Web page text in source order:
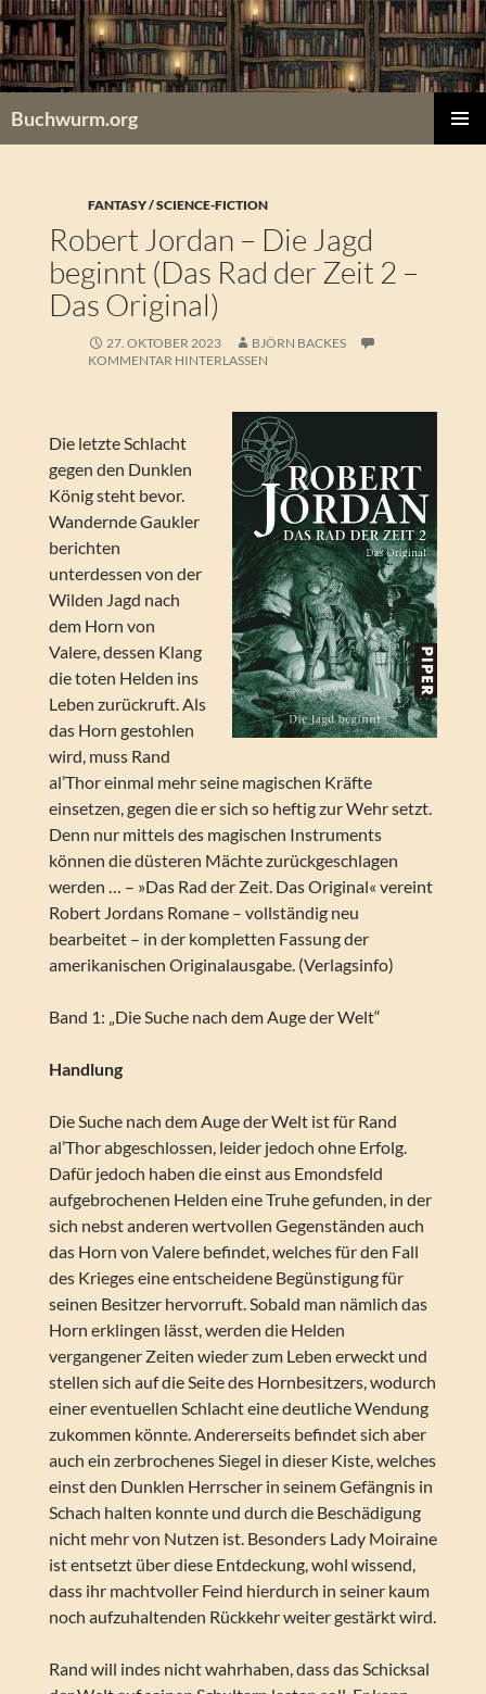
Zum
Inhalt
springen
Buchwurm.org
FANTASY / SCIENCE-FICTION
Robert Jordan – Die Jagd
beginnt (Das Rad der Zeit 2 –
Das Original)
27. OKTOBER 2023
BJÖRN BACKES
KOMMENTAR HINTERLASSEN
Die letzte Schlacht
gegen den Dunklen
König steht bevor.
Wandernde Gaukler
berichten
unterdessen von der
Wilden Jagd nach
dem Horn von
Valere, dessen Klang
die toten Helden ins
Leben zurückruft. Als
das Horn gestohlen
wird, muss Rand
al’Thor einmal mehr seine magischen Kräfte
einsetzen, gegen die er sich so heftig zur Wehr setzt.
Denn nur mittels des magischen Instruments
können die düsteren Mächte zurückgeschlagen
werden … – »Das Rad der Zeit. Das Original« vereint
Robert Jordans Romane – vollständig neu
bearbeitet – in der kompletten Fassung der
amerikanischen Originalausgabe. (Verlagsinfo)
Band 1: „Die Suche nach dem Auge der Welt“
Handlung
Die Suche nach dem Auge der Welt ist für Rand
al’Thor abgeschlossen, leider jedoch ohne Erfolg.
Dafür jedoch haben die einst aus Emondsfeld
aufgebrochenen Helden eine Truhe gefunden, in der
sich nebst anderen wertvollen Gegenständen auch
das Horn von Valere befindet, welches für den Fall
des Krieges eine entscheidene Begünstigung für
seinen Besitzer hervorruft. Sobald man nämlich das
Horn erklingen lässt, werden die Helden
vergangener Zeiten wieder zum Leben erweckt und
stellen sich auf die Seite des Hornbesitzers, wodurch
einer eventuellen Schlacht eine deutliche Wendung
zukommen könnte. Andererseits befindet sich aber
auch ein zerbrochenes Siegel in dieser Kiste, welches
einst den Dunklen Herrscher in seinem Gefängnis in
Schach halten konnte und durch die Beschädigung
nicht mehr von Nutzen ist. Besonders Lady Moiraine
ist entsetzt über diese Entdeckung, wohl wissend,
dass ihr machtvoller Feind hierdurch in seiner kaum
noch aufzuhaltenden Rückkehr weiter gestärkt wird.
Rand will indes nicht wahrhaben, dass das Schicksal